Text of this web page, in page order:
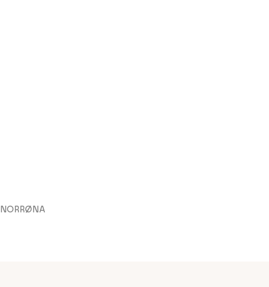
NORRØNA